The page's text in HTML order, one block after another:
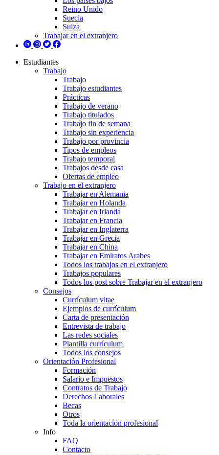
Reino Unido
Suecia
Suiza
Trabajar en el extranjero
Estudiantes
Trabajo
Trabajo
Trabajo estudiantes
Prácticas
Trabajo de verano
Trabajo titulados
Trabajo fin de semana
Trabajo sin experiencia
Trabajo por provincia
Tipos de empleos
Trabajo temporal
Trabajos desde casa
Ofertas de empleo
Trabajo en el extranjero
Trabajar en Alemania
Trabajar en Holanda
Trabajar en Irlanda
Trabajar en Francia
Trabajar en Inglaterra
Trabajar en Grecia
Trabajar en China
Trabajar en Emiratos Arabes
Todos los trabajos en el extranjero
Trabajos populares
Todos los post sobre Trabajar en el extranjero
Consejos
Currículum vitae
Ejemplos de currículum
Carta de presentación
Entrevista de trabajo
Las redes sociales
Plantilla currículum
Todos los consejos
Orientación Profesional
Formación
Salario e Impuestos
Contratos de Trabajo
Derechos Laborales
Becas
Otros
Toda la orientación profesional
Info
FAQ
Contacto